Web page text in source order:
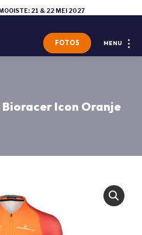
21 & 22 MEI 2027
MENU
FOTOS
Icon Oranje